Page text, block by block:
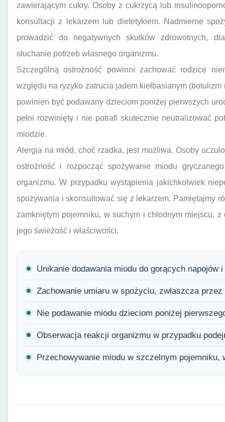
zawierającym cukry. Osoby z cukrzycą lub
konsultacji z lekarzem lub dietetykiem. Nadmierne
prowadzić do negatywnych skutków zdrowotnych,
słuchanie potrzeb własnego organizmu.
Szczególną ostrożność powinni zachować rodzice
względu na ryzyko zatrucia jadem kiełbasianym
powinien być podawany dzieciom poniżej pierwszych
pełni rozwinięty i nie potrafi skutecznie neutralizować
miodzie.
Alergia na miód, choć rzadka, jest możliwa. Osoby
ostrożność i rozpocząć spożywanie miodu
organizmu. W przypadku wystąpienia jakichkolwiek
spożywania i skonsultować się z lekarzem. Pamiętajmy
zamkniętym pojemniku, w suchym i chłodnym miejscu,
jego świeżość i właściwości.
Unikanie dodawania miodu do gorących napojów
Zachowanie umiaru w spożyciu, zwłaszcza
Nie podawanie miodu dzieciom poniżej
Obserwacja reakcji organizmu w przypadku
Przechowywanie miodu w szczelnym pojemniku,